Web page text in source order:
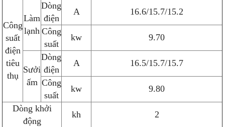
Công
suất
điện
tiêu
thụ
Làm
lạnh
Dòng
điện
A
16.6/15.7/15.2
Công
suất
kw 9.70
Sưởi
ấm
Dòng
điện
A
16.5/15.7/15.7
Công
suất
kw
9.80
Dòng khởi
động
kh 2